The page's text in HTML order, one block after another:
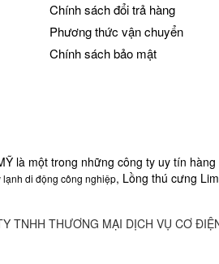
Chính sách đổi trả hàng
Phương thức vận chuyển
Chính sách bảo mật
là một trong những công ty uy tín
lạnh di động công nghiệp, Lồng thú cưng
TNHH THƯƠNG MẠI DỊCH VỤ CƠ